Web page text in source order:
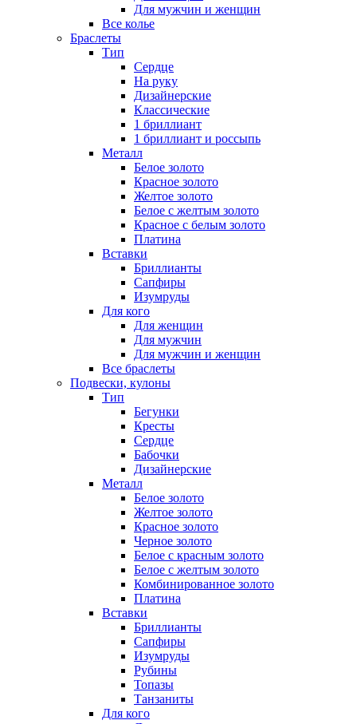
Для мужчин и женщин
Все колье
Браслеты
Тип
Сердце
На руку
Дизайнерские
Классические
1 бриллиант
1 бриллиант и россыпь
Металл
Белое золото
Красное золото
Желтое золото
Белое с желтым золото
Красное с белым золото
Платина
Вставки
Бриллианты
Сапфиры
Изумруды
Для кого
Для женщин
Для мужчин
Для мужчин и женщин
Все браслеты
Подвески, кулоны
Тип
Бегунки
Кресты
Сердце
Бабочки
Дизайнерские
Металл
Белое золото
Желтое золото
Красное золото
Черное золото
Белое с красным золото
Белое с желтым золото
Комбинированное золото
Платина
Вставки
Бриллианты
Сапфиры
Изумруды
Рубины
Топазы
Танзаниты
Для кого